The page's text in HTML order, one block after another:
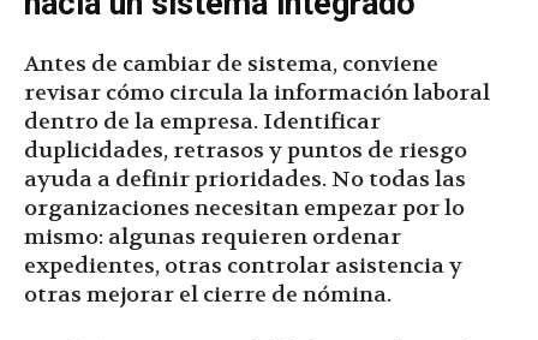
Antes de cambiar de sistema, conviene
revisar cómo circula la información laboral
dentro de la empresa. Identificar
duplicidades, retrasos y puntos de riesgo
ayuda a definir prioridades. No todas las
organizaciones necesitan empezar por lo
mismo: algunas requieren ordenar
expedientes, otras controlar asistencia y
otras mejorar el cierre de nómina.